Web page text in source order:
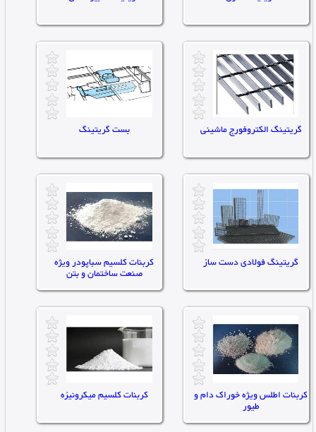
توان:0
تعداد مشاهده : 0
توان:0
گریتینگ الکتروفورج ماشینی
توان:0
بست گریتینگ
توان:0
گریتینگ فولادی دست ساز
توان:0
کربنات کلسیم سباپودر ویژه
صنعت ساختمان و بتن
توان:0
کربنات اطلس ویژه خوراک دام و
طیور
کربنات کلسیم میکرونیزه